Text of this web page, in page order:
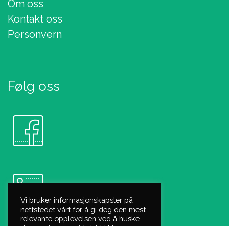
Om oss
Kontakt oss
Personvern
Følg oss
Vi bruker informasjonskapsler på
nettstedet vårt for å gi deg den mest
relevante opplevelsen ved å huske